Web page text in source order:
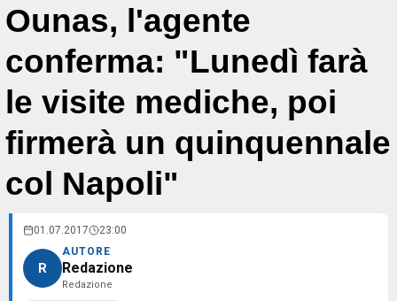
Ounas, l'agente
conferma: "Lunedì farà
le visite mediche, poi
firmerà un quinquennale
col Napoli"
01.07.2017 23:00
R
AUTORE
Redazione
Redazione